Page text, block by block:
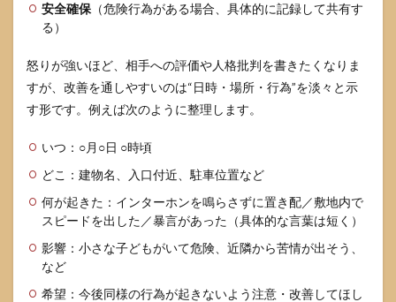
安全確保 （危険行為がある場合、具体的に記録して共有す
る）
怒りが強いほど、相手への評価や人格批判を書きたくなりま
すが、改善を通しやすいのは“日時・場所・行為”を淡々と示
す形です。例えば次のように整理します。
いつ：○月○日 ○時頃
どこ：建物名、入口付近、駐車位置など
何が起きた：インターホンを鳴らさずに置き配／敷地内で
スピードを出した／暴言があった（具体的な言葉は短く）
影響：小さな子どもがいて危険、近隣から苦情が出そう、
など
希望：今後同様の行為が起きないよう注意・改善してほし